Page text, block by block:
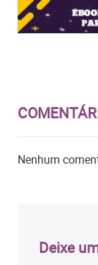
Nenhum
Deixe